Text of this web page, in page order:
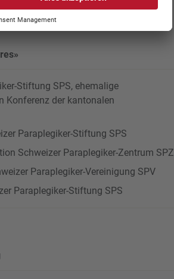
Stiftung SPS, ehemalige
Konferenz der kantonalen
Paraplegiker-Stiftung SPS
Schweizer Paraplegiker-Zentrum SPZ
Paraplegiker-Vereinigung SPV
Paraplegiker-Stiftung SPS